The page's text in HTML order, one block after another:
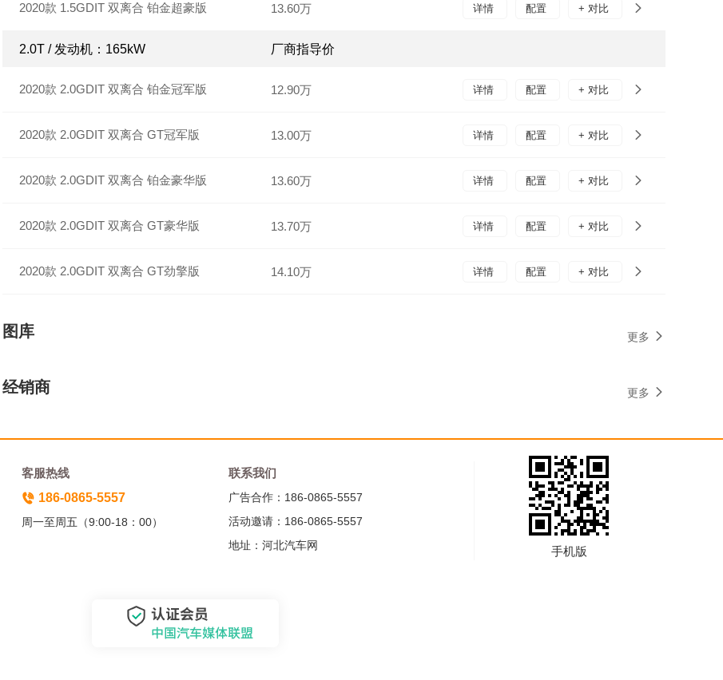
2020款 1.5GDIT 双离合 铂金超豪版 13.60万 详情 配置 + 对比
2.0T / 发动机：165kW 厂商指导价
2020款 2.0GDIT 双离合 铂金冠军版 12.90万 详情 配置 + 对比
2020款 2.0GDIT 双离合 GT冠军版 13.00万 详情 配置 + 对比
2020款 2.0GDIT 双离合 铂金豪华版 13.60万 详情 配置 + 对比
2020款 2.0GDIT 双离合 GT豪华版 13.70万 详情 配置 + 对比
2020款 2.0GDIT 双离合 GT劲擎版 14.10万 详情 配置 + 对比
图库 更多
经销商 更多
客服热线
186-0865-5557
周一至周五（9:00-18：00）
联系我们
广告合作：186-0865-5557
活动邀请：186-0865-5557
地址：河北汽车网
手机版